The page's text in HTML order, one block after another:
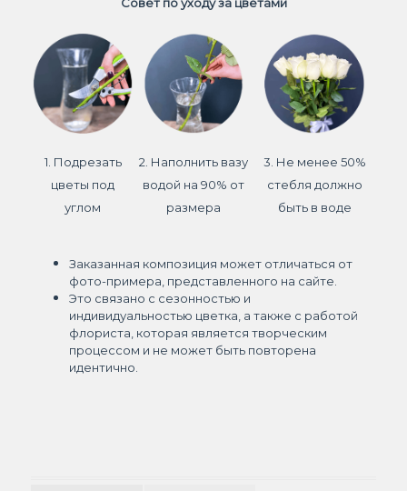
Совет по уходу за цветами
1. Подрезать
цветы под
углом
2. Наполнить вазу
водой на 90% от
размера
3. Не менее 50%
стебля должно
быть в воде
Заказанная композиция может отличаться от
фото-примера, представленного на сайте.
Это связано с сезонностью и
индивидуальностью цветка, а также с работой
флориста, которая является творческим
процессом и не может быть повторена
идентично.